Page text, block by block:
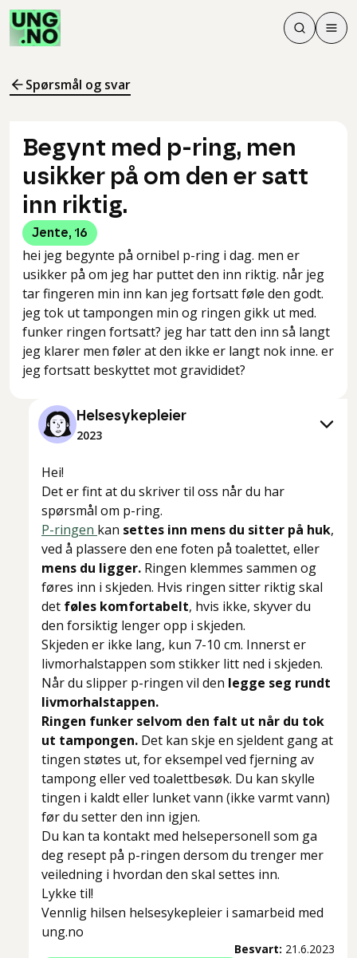
Søk
Søk
Meny
Spørsmål og svar
Begynt med p-ring, men
usikker på om den er satt
inn riktig.
Jente, 16
hei jeg begynte på ornibel p-ring i dag. men er
usikker på om jeg har puttet den inn riktig. når jeg
tar fingeren min inn kan jeg fortsatt føle den godt.
jeg tok ut tampongen min og ringen gikk ut med.
funker ringen fortsatt? jeg har tatt den inn så langt
jeg klarer men føler at den ikke er langt nok inne. er
jeg fortsatt beskyttet mot gravididet?
Helsesykepleier
2023
Hei!
Det er fint at du skriver til oss når du har
spørsmål om p-ring.
P-ringen kan settes inn mens du sitter på huk,
ved å plassere den ene foten på toalettet, eller
mens du ligger. Ringen klemmes sammen og
føres inn i skjeden. Hvis ringen sitter riktig skal
det føles komfortabelt, hvis ikke, skyver du
den forsiktig lenger opp i skjeden.
Skjeden er ikke lang, kun 7-10 cm. Innerst er
livmorhalstappen som stikker litt ned i skjeden.
Når du slipper p-ringen vil den legge seg rundt
livmorhalstappen.
Ringen funker selvom den falt ut når du tok
ut tampongen. Det kan skje en sjeldent gang at
tingen støtes ut, for eksempel ved fjerning av
tampong eller ved toalettbesøk. Du kan skylle
tingen i kaldt eller lunket vann (ikke varmt vann)
før du setter den inn igjen.
Du kan ta kontakt med helsepersonell som ga
deg resept på p-ringen dersom du trenger mer
veiledning i hvordan den skal settes inn.
Lykke til!
Vennlig hilsen helsesykepleier i samarbeid med
ung.no
Besvart: 21.6.2023